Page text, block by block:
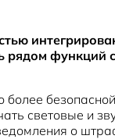
функций
световые и
о